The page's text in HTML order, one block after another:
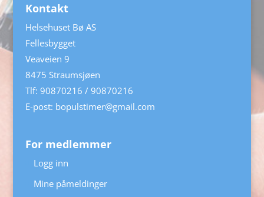
Kontakt
Helsehuset Bø AS
Fellesbygget
Veaveien 9
8475 Straumsjøen
Tlf: 90870216 / 90870216
E-post: bopulstimer@gmail.com
For medlemmer
Logg inn
Mine påmeldinger